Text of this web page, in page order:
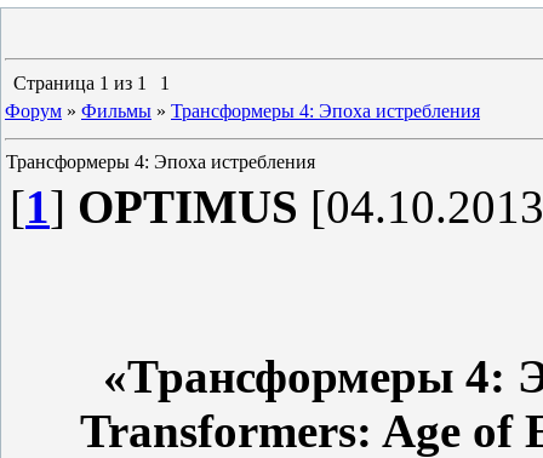
Страница 1 из 1
1
Форум » Фильмы » Трансформеры 4: Эпоха истребления
Трансформеры 4: Эпоха истребления
[1] OPTIMUS
«Трансформеры 4:
Transformers: Age of